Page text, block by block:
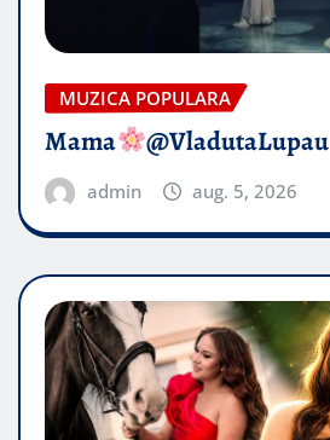
MUZICA POPULARA
Mama @VladutaLupau
admin aug. 5, 2026